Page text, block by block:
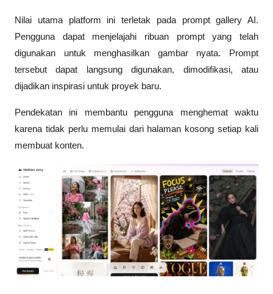
Nilai utama platform ini terletak pada prompt gallery AI.
Pengguna dapat menjelajahi ribuan prompt yang telah
digunakan untuk menghasilkan gambar nyata. Prompt
tersebut dapat langsung digunakan, dimodifikasi, atau
dijadikan inspirasi untuk proyek baru.
Pendekatan ini membantu pengguna menghemat waktu
karena tidak perlu memulai dari halaman kosong setiap kali
membuat konten.